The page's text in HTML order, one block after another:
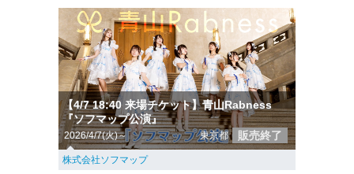
【4/7 18:40 来場チケット】青山Rabness
『ソフマップ公演』
2026/4/7(火)～ 東京都 販売終了
株式会社ソフマップ